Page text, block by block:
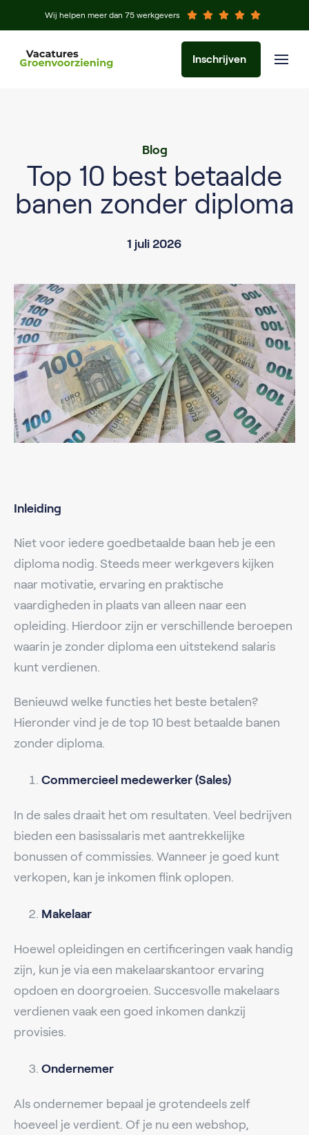
Wij helpen meer dan 75 werkgevers
Inschrijven
Blog
Top 10 best betaalde
banen zonder diploma
1 juli 2026
Inleiding
Niet voor iedere goedbetaalde baan heb je een
diploma nodig. Steeds meer werkgevers kijken
naar motivatie, ervaring en praktische
vaardigheden in plaats van alleen naar een
opleiding. Hierdoor zijn er verschillende beroepen
waarin je zonder diploma een uitstekend salaris
kunt verdienen.
Benieuwd welke functies het beste betalen?
Hieronder vind je de top 10 best betaalde banen
zonder diploma.
Commercieel medewerker (Sales)
In de sales draait het om resultaten. Veel bedrijven
bieden een basissalaris met aantrekkelijke
bonussen of commissies. Wanneer je goed kunt
verkopen, kan je inkomen flink oplopen.
Makelaar
Hoewel opleidingen en certificeringen vaak handig
zijn, kun je via een makelaarskantoor ervaring
opdoen en doorgroeien. Succesvolle makelaars
verdienen vaak een goed inkomen dankzij
provisies.
Ondernemer
Als ondernemer bepaal je grotendeels zelf
hoeveel je verdient. Of je nu een webshop,